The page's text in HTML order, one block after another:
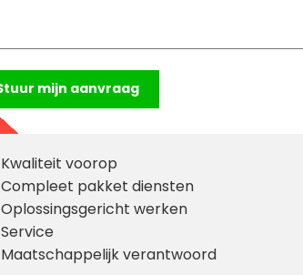
Kwaliteit voorop
Compleet pakket diensten
Oplossingsgericht werken
Service
Maatschappelijk verantwoord